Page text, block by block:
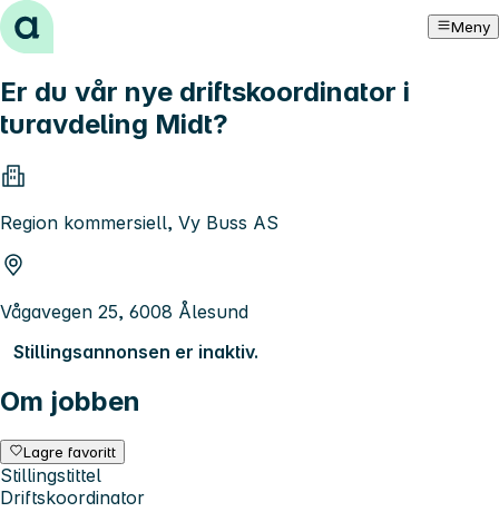
Hopp til innhold Meny
Er du vår nye driftskoordinator i
turavdeling Midt?
Region kommersiell, Vy Buss AS
Vågavegen 25, 6008 Ålesund
Stillingsannonsen er inaktiv.
Om jobben
Lagre favoritt
Stillingstittel
Driftskoordinator